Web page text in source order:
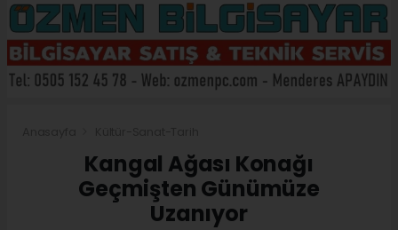
Kangal Ağası Konağı
Geçmişten Günümüze
Uzanıyor